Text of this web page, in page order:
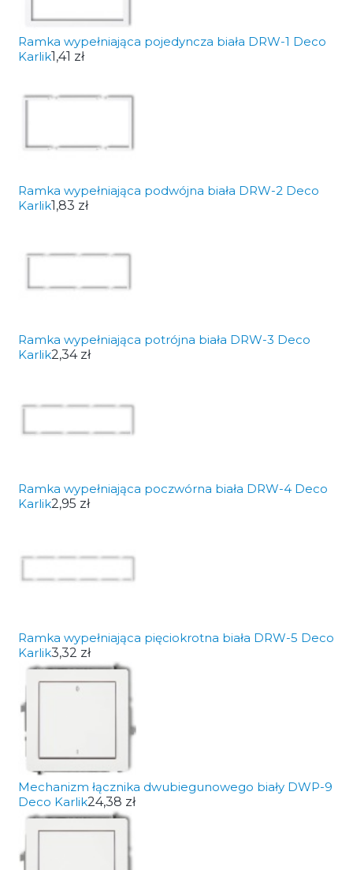
Ramka wypełniająca pojedyncza biała DRW-1 Deco
Karlik1,41 zł
Ramka wypełniająca podwójna biała DRW-2 Deco
Karlik1,83 zł
Ramka wypełniająca potrójna biała DRW-3 Deco
Karlik2,34 zł
Ramka wypełniająca poczwórna biała DRW-4 Deco
Karlik2,95 zł
Ramka wypełniająca pięciokrotna biała DRW-5 Deco
Karlik3,32 zł
Mechanizm łącznika dwubiegunowego biały DWP-9
Deco Karlik24,38 zł